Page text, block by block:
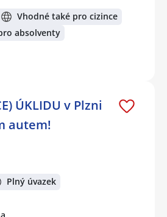
Vhodné také pro cizince
absolventy
ÚKLIDU v Plzni
autem!
Plný úvazek